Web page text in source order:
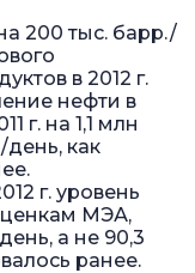
200 тыс. барр./
в 2012 г.
нефти в
г. на 1,1 млн
как
г. уровень
МЭА,
а не 90,3
ранее.